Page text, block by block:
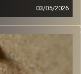
03/05/2026
קלאסיקות רוק עם
włodi